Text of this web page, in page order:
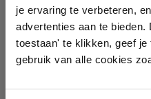
je ervaring te verbeteren,
advertenties aan te bieden.
toestaan' te klikken, geef
gebruik van alle cookies
Laat je inspireren
badkameropstellingen –
ervaren adviseurs
tegels & sanitair direct
op